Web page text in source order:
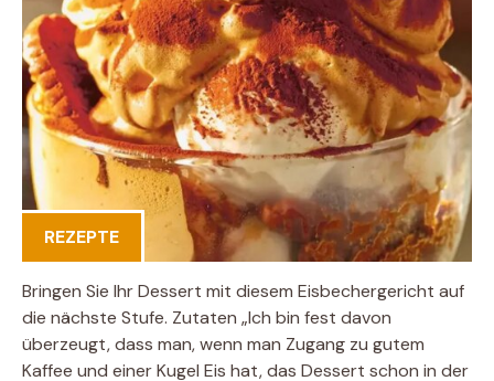
REZEPTE
Bringen Sie Ihr Dessert mit diesem Eisbechergericht auf
die nächste Stufe. Zutaten „Ich bin fest davon
überzeugt, dass man, wenn man Zugang zu gutem
Kaffee und einer Kugel Eis hat, das Dessert schon in der